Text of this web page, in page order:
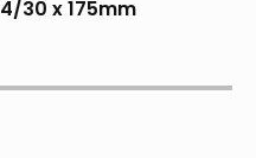
30 x 175mm